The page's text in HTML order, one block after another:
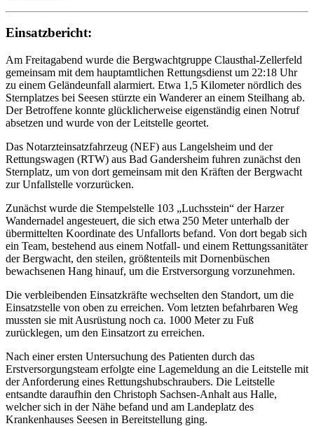
Einsatzbericht:
Am Freitagabend wurde die Bergwachtgruppe Clausthal-Zellerfeld
gemeinsam mit dem hauptamtlichen Rettungsdienst um 22:18 Uhr
zu einem Geländeunfall alarmiert. Etwa 1,5 Kilometer nördlich des
Sternplatzes bei Seesen stürzte ein Wanderer an einem Steilhang ab.
Der Betroffene konnte glücklicherweise eigenständig einen Notruf
absetzen und wurde von der Leitstelle geortet.
Das Notarzteinsatzfahrzeug (NEF) aus Langelsheim und der
Rettungswagen (RTW) aus Bad Gandersheim fuhren zunächst den
Sternplatz, um von dort gemeinsam mit den Kräften der Bergwacht
zur Unfallstelle vorzurücken.
Zunächst wurde die Stempelstelle 103 „Luchsstein“ der Harzer
Wandernadel angesteuert, die sich etwa 250 Meter unterhalb der
übermittelten Koordinate des Unfallorts befand. Von dort begab sich
ein Team, bestehend aus einem Notfall- und einem Rettungssanitäter
der Bergwacht, den steilen, größtenteils mit Dornenbüschen
bewachsenen Hang hinauf, um die Erstversorgung vorzunehmen.
Die verbleibenden Einsatzkräfte wechselten den Standort, um die
Einsatzstelle von oben zu erreichen. Vom letzten befahrbaren Weg
mussten sie mit Ausrüstung noch ca. 1000 Meter zu Fuß
zurücklegen, um den Einsatzort zu erreichen.
Nach einer ersten Untersuchung des Patienten durch das
Erstversorgungsteam erfolgte eine Lagemeldung an die Leitstelle mit
der Anforderung eines Rettungshubschraubers. Die Leitstelle
entsandte daraufhin den Christoph Sachsen-Anhalt aus Halle,
welcher sich in der Nähe befand und am Landeplatz des
Krankenhauses Seesen in Bereitstellung ging.